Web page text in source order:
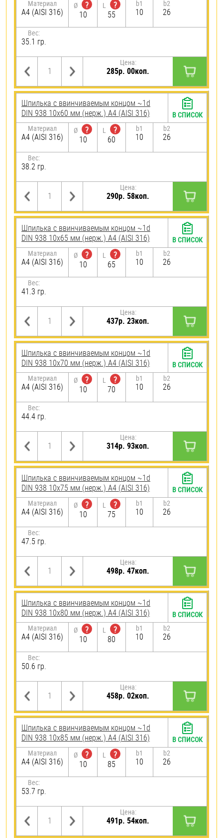
Материал
A4 (AISI 316)
Ø
?
10
L
?
55
b1
10
b2
26
Вес:
35.1 гр.
Цена:
285р. 00коп.
Шпилька c ввинчиваемым концом ~1d
DIN 938 10х60 мм (нерж.) A4 (AISI 316)
Материал
A4 (AISI 316)
Ø
?
10
L
?
60
b1
10
b2
26
Вес:
38.2 гр.
Цена:
290р. 58коп.
В СПИСОК
Шпилька c ввинчиваемым концом ~1d
DIN 938 10х65 мм (нерж.) A4 (AISI 316)
Материал
A4 (AISI 316)
Ø
?
10
L
?
65
b1
10
b2
26
Вес:
41.3 гр.
Цена:
437р. 23коп.
В СПИСОК
Шпилька c ввинчиваемым концом ~1d
DIN 938 10х70 мм (нерж.) A4 (AISI 316)
Материал
A4 (AISI 316)
Ø
?
10
L
?
70
b1
10
b2
26
Вес:
44.4 гр.
Цена:
314р. 93коп.
В СПИСОК
Шпилька c ввинчиваемым концом ~1d
DIN 938 10х75 мм (нерж.) A4 (AISI 316)
Материал
A4 (AISI 316)
Ø
?
10
L
?
75
b1
10
b2
26
Вес:
47.5 гр.
Цена:
498р. 47коп.
В СПИСОК
Шпилька c ввинчиваемым концом ~1d
DIN 938 10х80 мм (нерж.) A4 (AISI 316)
Материал
A4 (AISI 316)
Ø
?
10
L
?
80
b1
10
b2
26
Вес:
50.6 гр.
Цена:
458р. 02коп.
В СПИСОК
Шпилька c ввинчиваемым концом ~1d
DIN 938 10х85 мм (нерж.) A4 (AISI 316)
Материал
A4 (AISI 316)
Ø
?
10
L
?
85
b1
10
b2
26
Вес:
53.7 гр.
Цена:
491р. 54коп.
В СПИСОК